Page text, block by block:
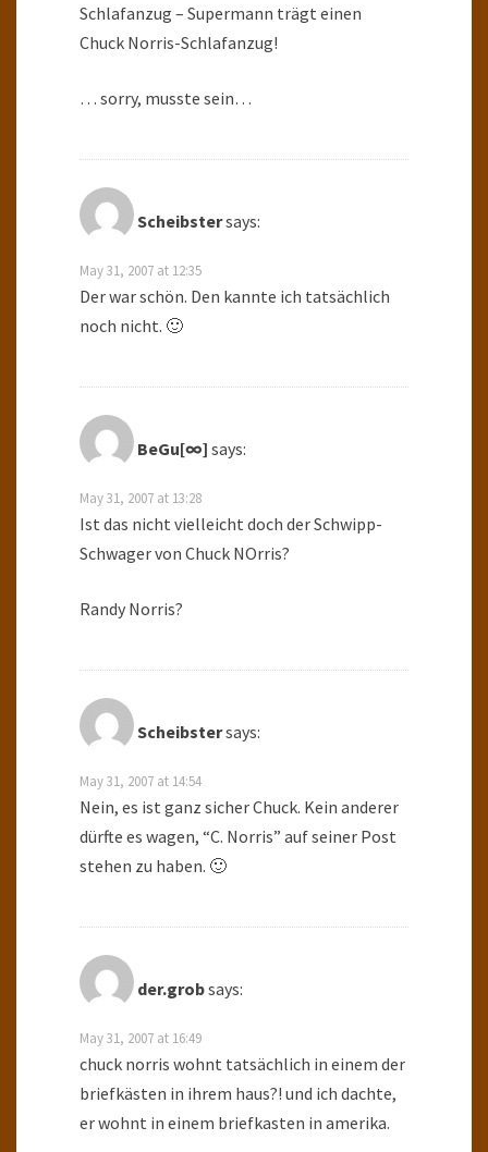
Schlafanzug – Supermann trägt einen
Chuck Norris-Schlafanzug!
… sorry, musste sein…
Scheibstersays:
May 31, 2007 at 12:35
Der war schön. Den kannte ich tatsächlich
noch nicht. 🙂
BeGu[∞] says:
May 31, 2007 at 13:28
Ist das nicht vielleicht doch der Schwipp-
Schwager von Chuck NOrris?
Randy Norris?
Scheibstersays:
May 31, 2007 at 14:54
Nein, es ist ganz sicher Chuck. Kein anderer
dürfte es wagen, “C. Norris” auf seiner Post
stehen zu haben. 🙂
der.grobsays:
May 31, 2007 at 16:49
chuck norris wohnt tatsächlich in einem der
briefkästen in ihrem haus?! und ich dachte,
er wohnt in einem briefkasten in amerika.